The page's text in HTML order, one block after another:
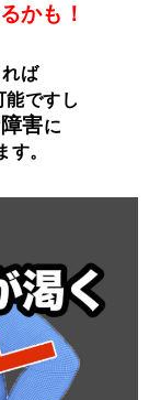
かも！
ば
能ですし
害に
す。